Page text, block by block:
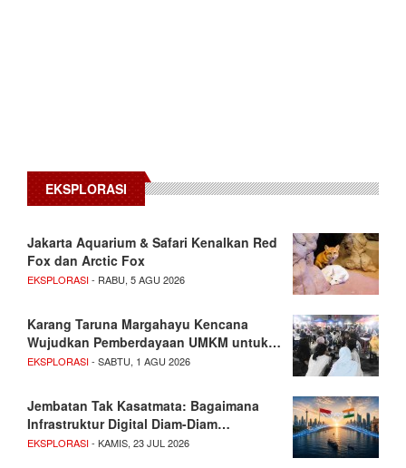
EKSPLORASI
Jakarta Aquarium & Safari Kenalkan Red
Fox dan Arctic Fox
EKSPLORASI- RABU, 5 AGU 2026
Karang Taruna Margahayu Kencana
Wujudkan Pemberdayaan UMKM untuk…
EKSPLORASI- SABTU, 1 AGU 2026
Jembatan Tak Kasatmata: Bagaimana
Infrastruktur Digital Diam-Diam…
EKSPLORASI- KAMIS, 23 JUL 2026